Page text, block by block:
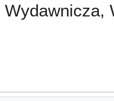
Wydawnicza,